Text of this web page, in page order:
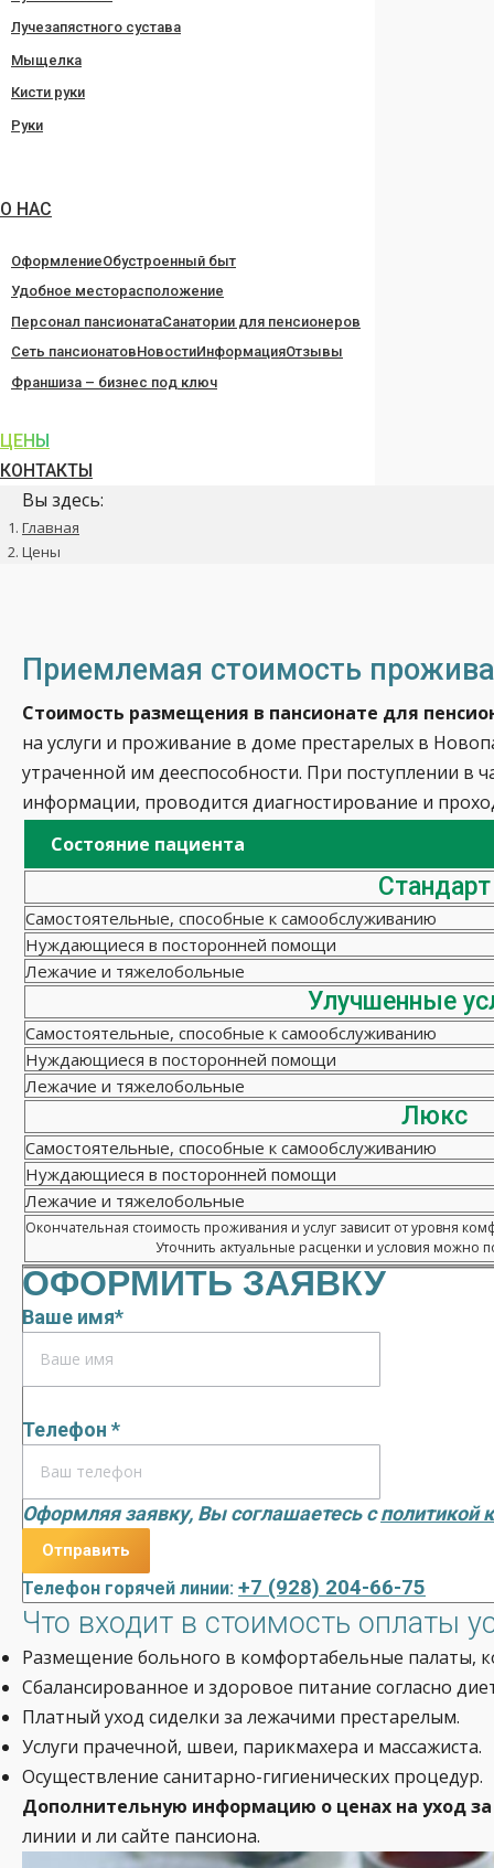
Лучезапястного сустава
Мыщелка
Кисти руки
Руки
О НАС
ОформлениеОбустроенный быт
Удобное месторасположение
Персонал пансионатаСанатории для пенсионеров
Сеть пансионатовНовостиИнформацияОтзывы
Франшиза – бизнес под ключ
ЦЕНЫ
КОНТАКТЫ
Вы здесь:
Главная
Цены
Приемлемая стоимость
Стоимость размещения в пансионате для
на услуги и проживание в доме престарелых в
утраченной им дееспособности. При поступлении в
информации, проводится диагностирование и
Состояние пациента
Стандарт
Самостоятельные, способные к самообслуживанию
Нуждающиеся в посторонней помощи
Лежачие и тяжелобольные
Улучшенные
Самостоятельные, способные к самообслуживанию
Нуждающиеся в посторонней помощи
Лежачие и тяжелобольные
Люкс
Самостоятельные, способные к самообслуживанию
Нуждающиеся в посторонней помощи
Лежачие и тяжелобольные
Окончательная стоимость проживания и услуг зависит от уровня
Уточнить актуальные расценки и условия можно
ОФОРМИТЬ ЗАЯВКУ
Ваше имя*
Телефон *
Оформляя заявку, Вы соглашаетесь сполитикой
Телефон горячей линии: +7 (928) 204-66-75
Что входит в стоимость оплаты
Размещение больного в комфортабельные палаты,
Сбалансированное и здоровое питание согласно
Платный уход сиделки за лежачими престарелым.
Услуги прачечной, швеи, парикмахера и массажиста.
Осуществление санитарно-гигиенических процедур.
Дополнительную информацию о ценах на уход
линии и ли сайте пансиона.